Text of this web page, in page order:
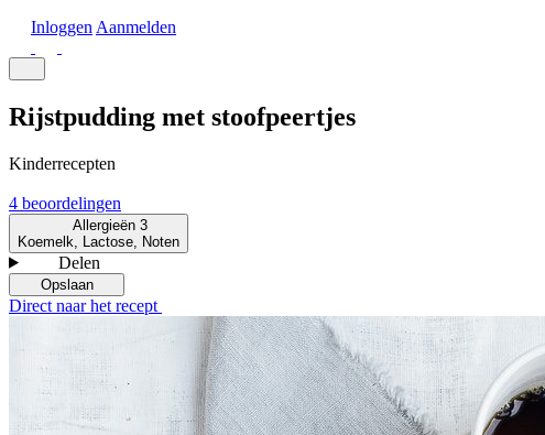
Inloggen Aanmelden
Rijstpudding met stoofpeertjes
Kinderrecepten
4 beoordelingen
Allergieën 3
Koemelk, Lactose, Noten
Delen
Opslaan
Direct naar het recept